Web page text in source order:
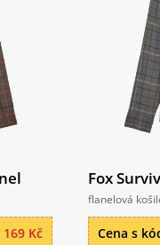
169 Kč
Fox
flanelová
Cena s